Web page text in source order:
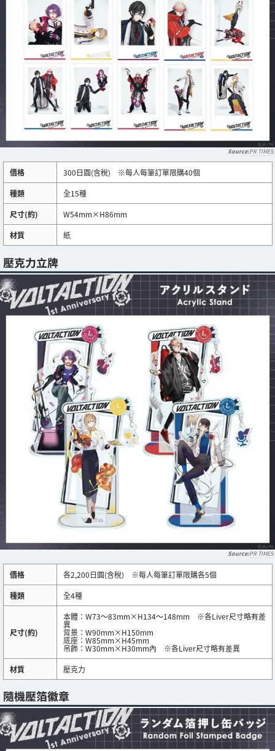
PR TIMES
價格
300日圓(含稅) ※每人每筆訂單限購40個
種類
全15種
尺寸(約)
W54mm×H86mm
材質
紙
壓克力立牌
PR TIMES
價格
各2,200日圓(含稅) ※每人每筆訂單限購各5個
種類
全4種
尺寸(約)
本體：W73～83mm×H134～148mm ※各Liver尺寸略有差
異
背景：W90mm×H150mm
底座：W85mm×H45mm
吊飾：W30mm×H30mm內 ※各Liver尺寸略有差異
材質
壓克力
隨機壓箔徽章